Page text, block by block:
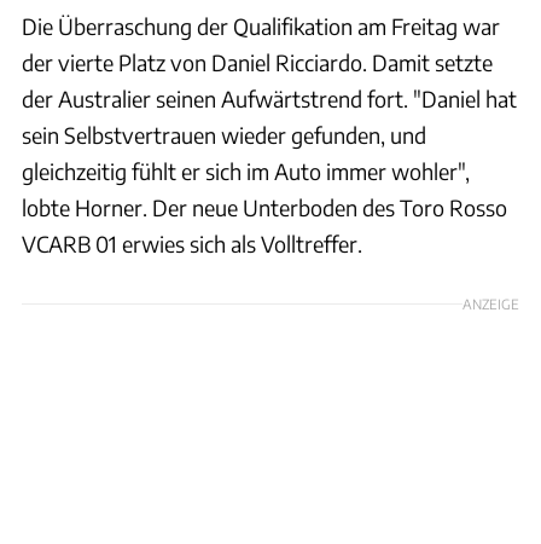
Die Überraschung der Qualifikation am Freitag war
der vierte Platz von Daniel Ricciardo. Damit setzte
der Australier seinen Aufwärtstrend fort. "Daniel hat
sein Selbstvertrauen wieder gefunden, und
gleichzeitig fühlt er sich im Auto immer wohler",
lobte Horner. Der neue Unterboden des Toro Rosso
VCARB 01 erwies sich als Volltreffer.
ANZEIGE